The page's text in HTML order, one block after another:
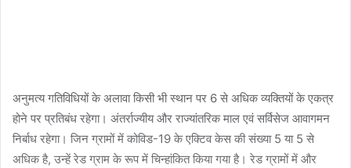
अनुमत्य गतिविधियों के अलावा किसी भी स्थान पर 6 से अधिक व्यक्तियों के एकत्र
होने पर प्रतिबंध रहेगा। अंतर्राज्यीय और राज्यांतरिक माल एवं सर्विसेज आवागमन
निर्बाध रहेगा। जिन ग्रामों में कोविड-19 के एक्टिव केस की संख्या 5 या 5 से
अधिक है, उन्हें रेड ग्राम के रूप में चिन्हांकित किया गया है। रेड ग्रामों में और